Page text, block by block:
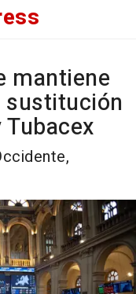
mantiene
sustitución